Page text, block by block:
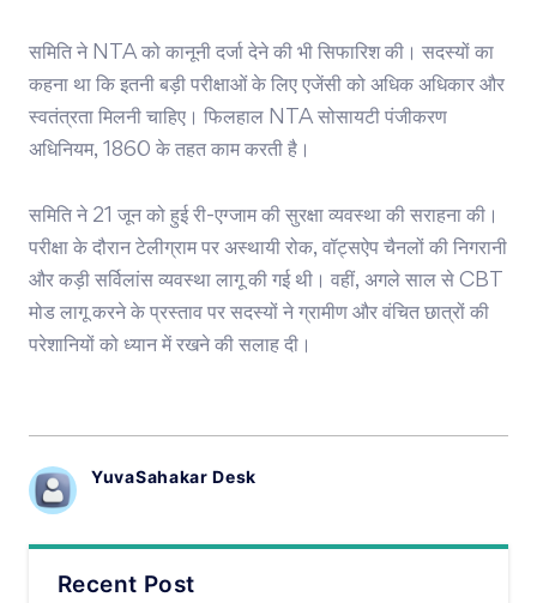
समिति ने NTA को कानूनी दर्जा देने की भी सिफारिश की। सदस्यों का
कहना था कि इतनी बड़ी परीक्षाओं के लिए एजेंसी को अधिक अधिकार और
स्वतंत्रता मिलनी चाहिए। फिलहाल NTA सोसायटी पंजीकरण
अधिनियम, 1860 के तहत काम करती है।
समिति ने 21 जून को हुई री-एग्जाम की सुरक्षा व्यवस्था की सराहना की।
परीक्षा के दौरान टेलीग्राम पर अस्थायी रोक, वॉट्सऐप चैनलों की निगरानी
और कड़ी सर्विलांस व्यवस्था लागू की गई थी। वहीं, अगले साल से CBT
मोड लागू करने के प्रस्ताव पर सदस्यों ने ग्रामीण और वंचित छात्रों की
परेशानियों को ध्यान में रखने की सलाह दी।
YuvaSahakar Desk
Recent Post